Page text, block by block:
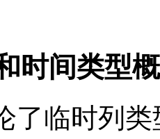
时间类型
了临时列